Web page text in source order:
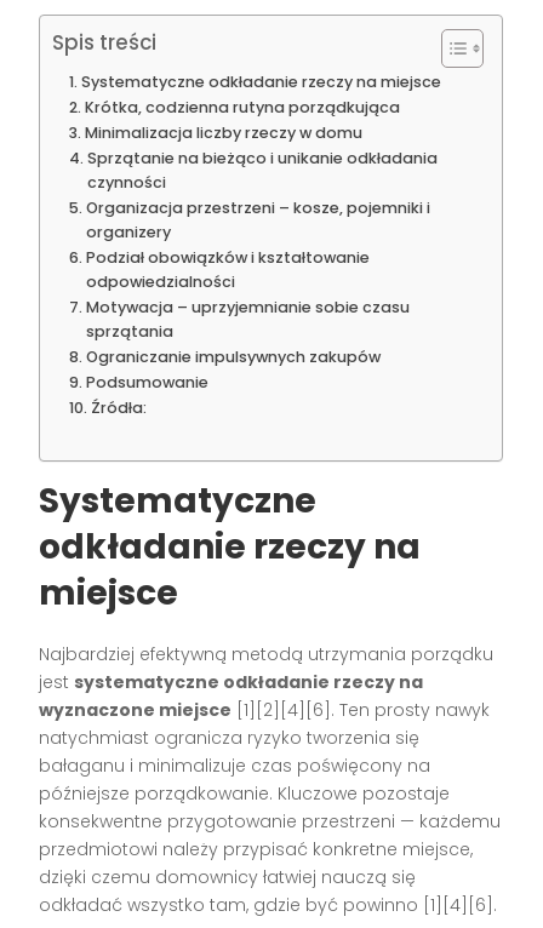
Spis treści
Systematyczne odkładanie rzeczy na miejsce
Krótka, codzienna rutyna porządkująca
Minimalizacja liczby rzeczy w domu
Sprzątanie na bieżąco i unikanie odkładania
czynności
Organizacja przestrzeni – kosze, pojemniki i
organizery
Podział obowiązków i kształtowanie
odpowiedzialności
Motywacja – uprzyjemnianie sobie czasu
sprzątania
Ograniczanie impulsywnych zakupów
Podsumowanie
Źródła:
Systematyczne
odkładanie rzeczy na
miejsce
Najbardziej efektywną metodą utrzymania porządku
jest systematyczne odkładanie rzeczy na
wyznaczone miejsce [1][2][4][6] . Ten prosty nawyk
natychmiast ogranicza ryzyko tworzenia się
bałaganu i minimalizuje czas poświęcony na
późniejsze porządkowanie. Kluczowe pozostaje
konsekwentne przygotowanie przestrzeni — każdemu
przedmiotowi należy przypisać konkretne miejsce,
dzięki czemu domownicy łatwiej nauczą się
odkładać wszystko tam, gdzie być powinno [1][4][6] .